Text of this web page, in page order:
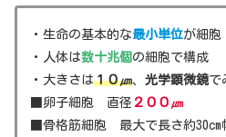
・生命の基本的な最小単位が細胞
・人体は数十兆個 の細胞で構成
・大きさは１０㎛、 光学顕微鏡で
■卵子細胞 直径 ２００㎛
■骨格筋細胞 最大で長さ約30cm